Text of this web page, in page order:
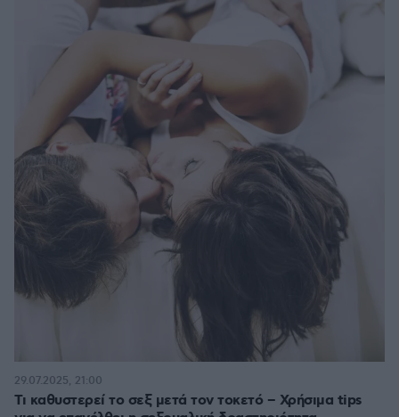
Τι καθυστερεί το σεξ μετά τον τοκετό – Χρήσιμα tips
29.07.2025, 21:00